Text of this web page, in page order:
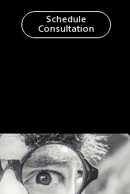
Schedule
Consultation